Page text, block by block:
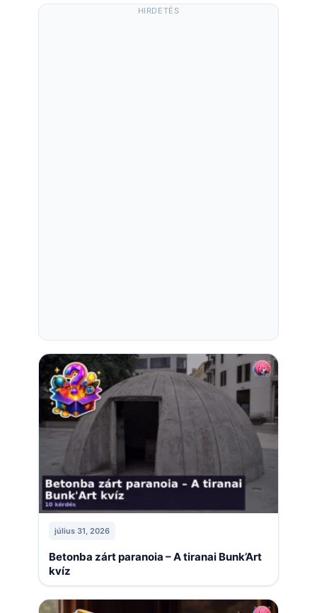
HIRDETÉS
július 31, 2026
Betonba zárt paranoia – A tiranai Bunk’Art
kvíz